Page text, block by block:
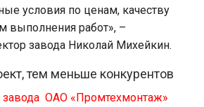
условия по ценам, качеству
выполнения работ», –
завода Николай Михейкин.
тем меньше конкурентов
завода ОАО «Промтехмонтаж»